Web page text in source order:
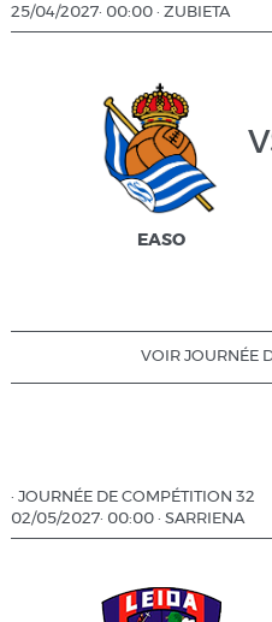
25/04/2027· 00:00 · ZUBIETA
EASO
VOIR JOURNÉE
· JOURNÉE DE COMPÉTITION 32
02/05/2027· 00:00 · SARRIENA